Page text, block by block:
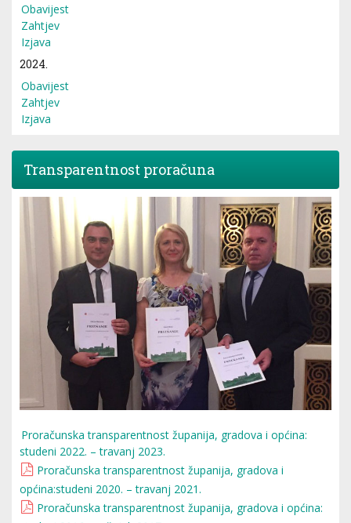
Obavijest
Zahtjev
Izjava
2024.
Obavijest
Zahtjev
Izjava
Transparentnost proračuna
Proračunska transparentnost županija, gradova i općina:
studeni 2022. – travanj 2023.
Proračunska transparentnost županija, gradova i
općina:studeni 2020. – travanj 2021.
Proračunska transparentnost županija, gradova i općina: